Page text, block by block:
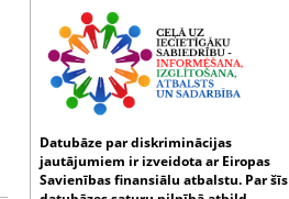
Datubāze par diskriminācijas
jautājumiem ir izveidota ar Eiropas
Savienības finansiālu atbalstu. Par šīs